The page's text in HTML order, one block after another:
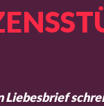
Liebesbrief